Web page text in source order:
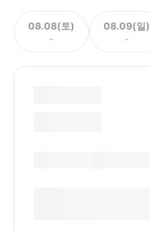
08.08(토)
-
08.09(일)
-